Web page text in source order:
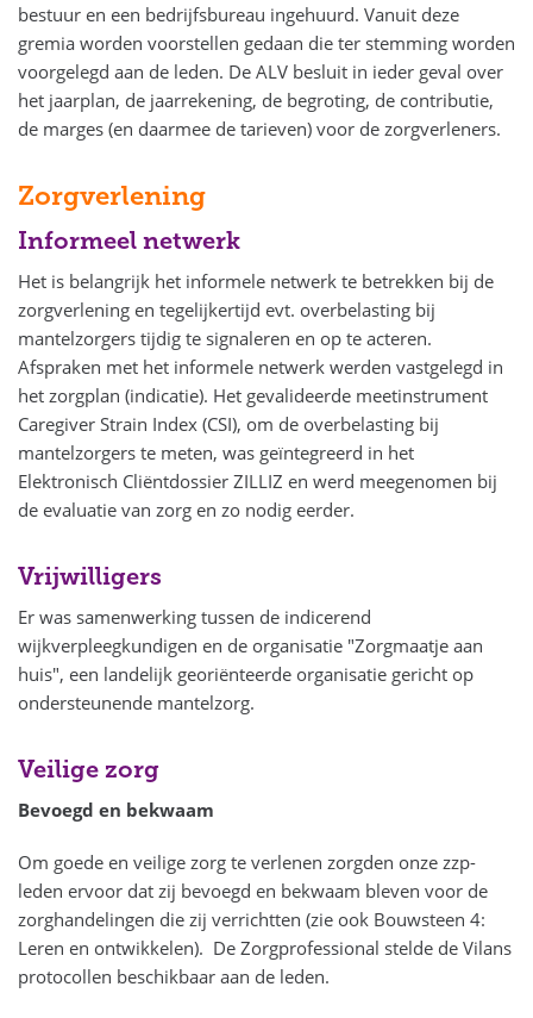
bestuur en een bedrijfsbureau ingehuurd. Vanuit deze
gremia worden voorstellen gedaan die ter stemming worden
voorgelegd aan de leden. De ALV besluit in ieder geval over
het jaarplan, de jaarrekening, de begroting, de contributie,
de marges (en daarmee de tarieven) voor de zorgverleners.
Zorgverlening
Informeel netwerk
Het is belangrijk het informele netwerk te betrekken bij de
zorgverlening en tegelijkertijd evt. overbelasting bij
mantelzorgers tijdig te signaleren en op te acteren.
Afspraken met het informele netwerk werden vastgelegd in
het zorgplan (indicatie). Het gevalideerde meetinstrument
Caregiver Strain Index (CSI), om de overbelasting bij
mantelzorgers te meten, was geïntegreerd in het
Elektronisch Cliëntdossier ZILLIZ en werd meegenomen bij
de evaluatie van zorg en zo nodig eerder.
Vrijwilligers
Er was samenwerking tussen de indicerend
wijkverpleegkundigen en de organisatie "Zorgmaatje aan
huis", een landelijk georiënteerde organisatie gericht op
ondersteunende mantelzorg.
Veilige zorg
Bevoegd en bekwaam
Om goede en veilige zorg te verlenen zorgden onze zzp-
leden ervoor dat zij bevoegd en bekwaam bleven voor de
zorghandelingen die zij verrichtten (zie ook Bouwsteen 4:
Leren en ontwikkelen). De Zorgprofessional stelde de Vilans
protocollen beschikbaar aan de leden.